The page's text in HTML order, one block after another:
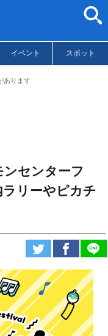
イベント スポット
あります
センターフ
リーやピカチ